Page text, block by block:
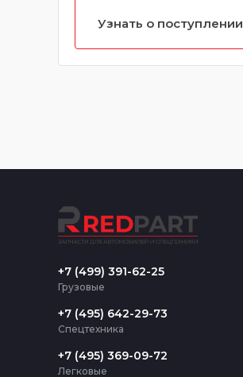
Узнать о поступлении
+7 (499) 391-62-25
Грузовые
+7 (495) 642-29-73
Спецтехника
+7 (495) 369-09-72
Легковые